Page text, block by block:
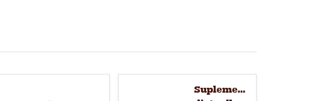
Suplementy